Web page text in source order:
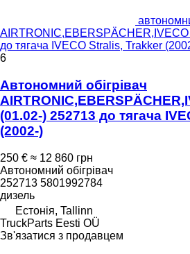
до тягача IVECO Stralis, Trakker
6
Автономний обігрівач
(01.02-) 252713 до тягача
(2002-)
250 € ≈ 12 860 грн
Автономний обігрівач
252713 5801992784
дизель
Естонія, Tallinn
TruckParts Eesti OÜ
Зв'язатися з продавцем